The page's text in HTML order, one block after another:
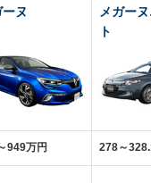
ーヌ
949万円
メガー
ト
278～